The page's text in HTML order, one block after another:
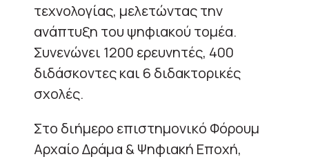
τεχνολογίας, μελετώντας την
ανάπτυξη του ψηφιακού τομέα.
Συνενώνει 1200 ερευνητές, 400
διδάσκοντες και 6 διδακτορικές
σχολές.
Στο διήμερο επιστημονικό Φόρουμ
Αρχαίο Δράμα & Ψηφιακή Εποχή,